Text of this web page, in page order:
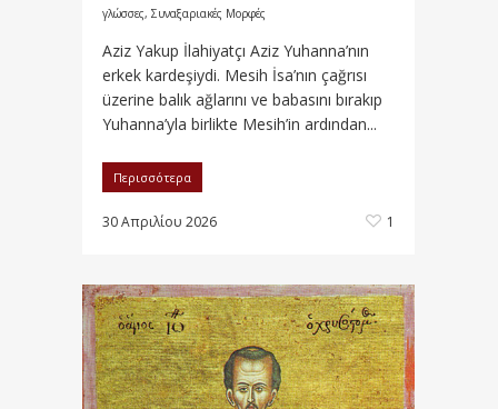
γλώσσες, Συναξαριακές Μορφές
Aziz Yakup İlahiyatçı Aziz Yuhanna’nın
erkek kardeşiydi. Mesih İsa’nın çağrısı
üzerine balık ağlarını ve babasını bırakıp
Yuhanna’yla birlikte Mesih’in ardından...
Περισσότερα
30 Απριλίου 2026 1